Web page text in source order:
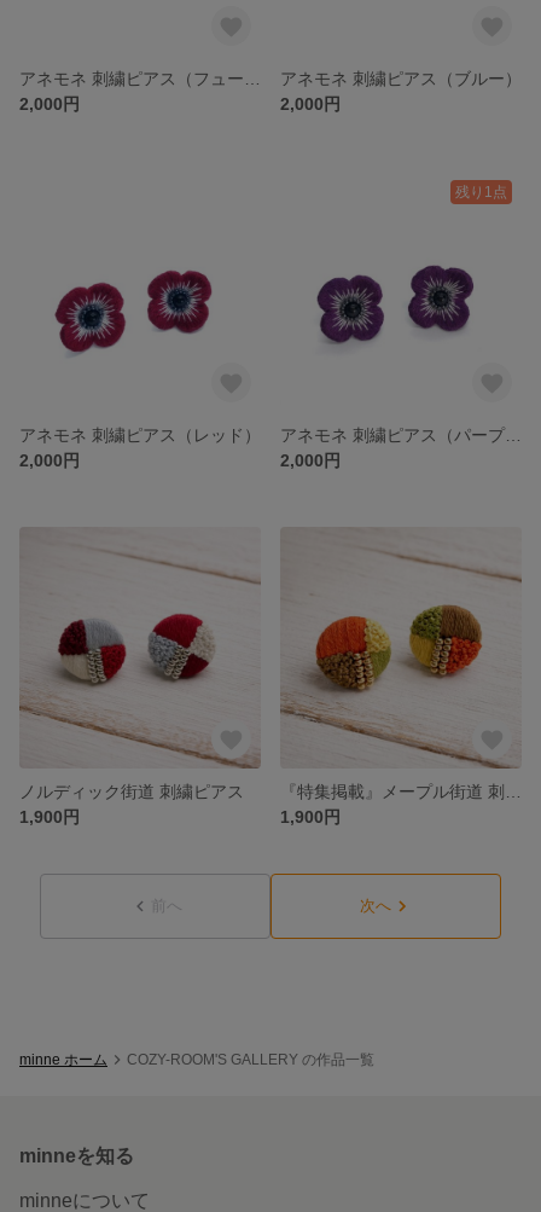
2,000円
アネモネ 刺繍ピアス（ブルー）
2,000円
アネモネ 刺繍ピアス（レッド）
2,000円
残り1点
アネモネ 刺繍ピアス（パープル）
2,000円
ノルディック街道 刺繍ピアス
1,900円
1,900円
前へ 次へ
minne ホーム COZY-ROOM'S GALLERY の作品一覧
minneを知る
minneについて